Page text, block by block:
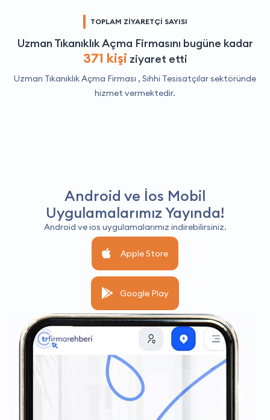
TOPLAM ZİYARETÇİ SAYISI
Uzman Tıkanıklık Açma Firmasını bugüne kadar
371 kişi ziyaret etti
Uzman Tıkanıklık Açma Firması , Sıhhi Tesisatçılarsektöründe
hizmet vermektedir.
Android ve İos Mobil
Uygulamalarımız Yayında!
Android ve ios uygulamalarımız indirebilirsiniz.
Apple Store
Google Play